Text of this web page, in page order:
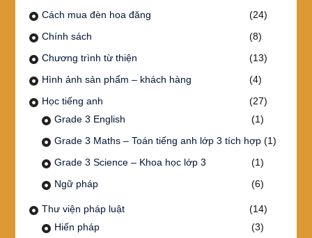
Cách mua đèn hoa đăng
(24)
Chính sách
(8)
Chương trình từ thiện
(13)
Hình ảnh sản phẩm – khách hàng
(4)
Học tiếng anh
(27)
Grade 3 English
(1)
Grade 3 Maths – Toán tiếng anh lớp 3 tích hợp(1)
Grade 3 Science – Khoa học lớp 3
(1)
Ngữ pháp
(6)
Thư viện pháp luật
(14)
Hiến pháp
(3)